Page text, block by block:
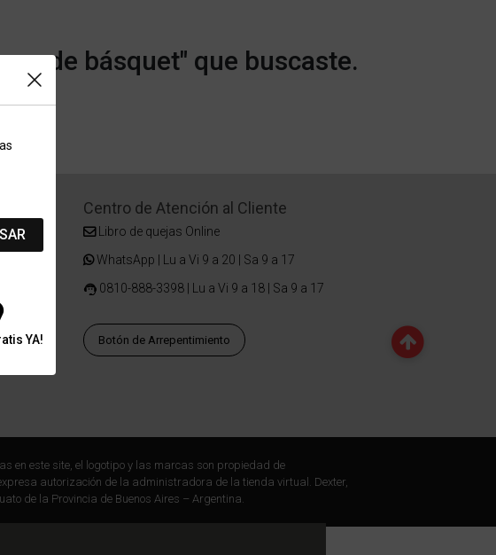
YA!
de básquet" que buscaste.
Centro de Atención al Cliente
Libro de quejas Online
WhatsApp | Lu a Vi 9 a 20 | Sa 9 a 17
0810-888-3398 | Lu a Vi 9 a 18 | Sa 9 a 17
Botón de Arrepentimiento
en este site, el logotipo y las marcas son propiedad de
autorización de la administradora de la tienda virtual. Dexter,
de la Provincia de Buenos Aires – Argentina.